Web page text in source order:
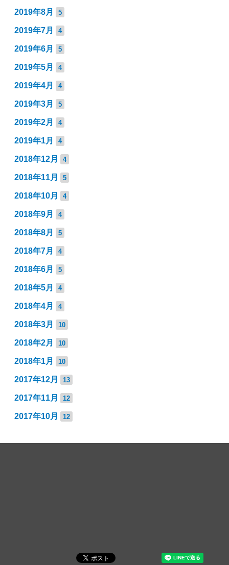
2019年8月 5
2019年7月 4
2019年6月 5
2019年5月 4
2019年4月 4
2019年3月 5
2019年2月 4
2019年1月 4
2018年12月 4
2018年11月 5
2018年10月 4
2018年9月 4
2018年8月 5
2018年7月 4
2018年6月 5
2018年5月 4
2018年4月 4
2018年3月 10
2018年2月 10
2018年1月 10
2017年12月 13
2017年11月 12
2017年10月 12